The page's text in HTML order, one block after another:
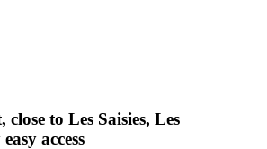
to Les Saisies, Les
access